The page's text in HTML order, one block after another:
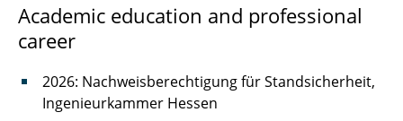
Sam Salamatian
Benedict Sonntag
Julian Tesche
Academic education and professional
career
2026: Nachweisberechtigung für Standsicherheit,
Ingenieurkammer Hessen